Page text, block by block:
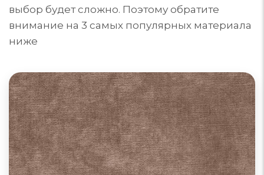
выбор будет сложно. Поэтому обратите
внимание на 3 самых популярных материала
ниже
Диваны из велюра
Велюр для обивки мебели может быть из
синтетических, натуральных или комбинированных